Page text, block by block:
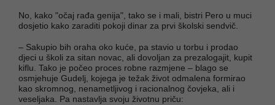
No, kako "očaj rađa genija", tako se i mali, bistri Pero u muci
dosjetio kako zaraditi pokoji dinar za prvi školski sendvič.
– Sakupio bih oraha oko kuće, pa stavio u torbu i prodao
djeci u školi za sitan novac, ali dovoljan za prezalogajit, kupit
kiflu. Tako je počeo proces robne razmjene – blago se
osmjehuje Gudelj, kojega je težak život odmalena formirao
kao skromnog, nenametljivog i racionalnog čovjeka, ali i
veseljaka. Pa nastavlja svoju životnu priču: